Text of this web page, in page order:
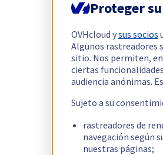
Proteger
OVHcloud ysus socios
Algunos rastreadores
sitio. Nos permiten,
ciertas
audiencia anónimas.
Sujeto a su
rastreadores de
navegación según
nuestras páginas;